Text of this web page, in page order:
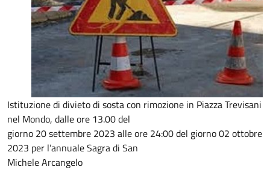
Istituzione di divieto di sosta con rimozione in Piazza Trevisani
nel Mondo, dalle ore 13.00 del
giorno 20 settembre 2023 alle ore 24:00 del giorno 02 ottobre
2023 per l’annuale Sagra di San
Michele Arcangelo